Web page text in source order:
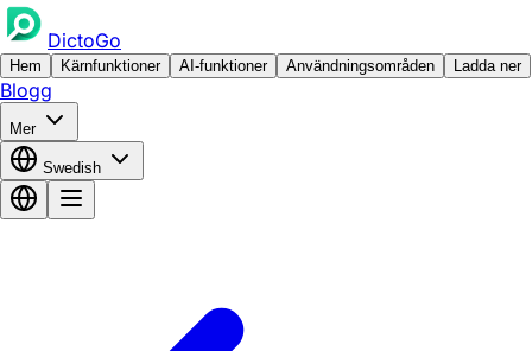
DictoGo
Hem Kärnfunktioner AI-funktioner Användningsområden Ladda ner
Blogg
Mer
Swedish